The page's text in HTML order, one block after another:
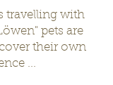
travelling with
pets are
their own
...